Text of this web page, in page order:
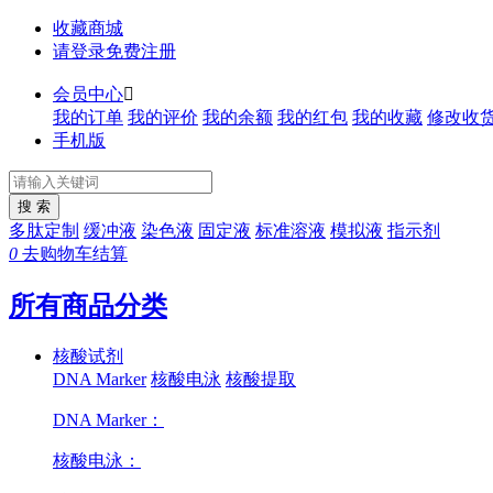
收藏商城
请登录免费注册
会员中心
我的订单 我的评价 我的余额 我的红包 我的收藏 修改收
手机版
多肽定制 缓冲液 染色液 固定液 标准溶液 模拟液 指示剂
0 去购物车结算
所有商品分类
核酸试剂
DNA Marker 核酸电泳 核酸提取
DNA Marker：
核酸电泳：